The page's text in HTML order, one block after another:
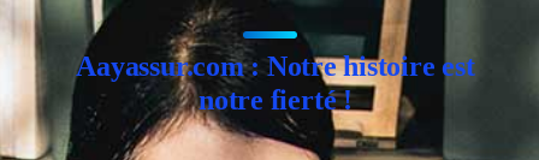
Aayassur.com : Notre histoire est
notre fierté !